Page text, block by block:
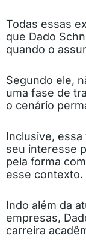
Todas essas
que Dado
quando o
Segundo ele,
uma fase de
o cenário
Inclusive,
seu interesse
pela forma
esse contexto.
Indo além da
empresas,
carreira